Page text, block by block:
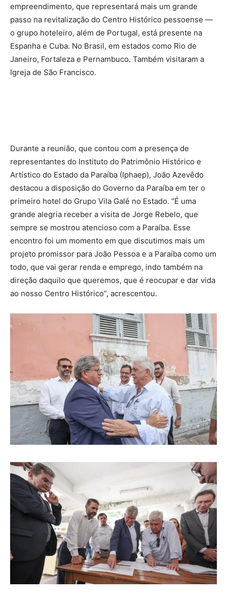
empreendimento, que representará mais um grande
passo na revitalização do Centro Histórico pessoense —
o grupo hoteleiro, além de Portugal, está presente na
Espanha e Cuba. No Brasil, em estados como Rio de
Janeiro, Fortaleza e Pernambuco. Também visitaram a
Igreja de São Francisco.
Durante a reunião, que contou com a presença de
representantes do Instituto do Patrimônio Histórico e
Artístico do Estado da Paraíba (Iphaep), João Azevêdo
destacou a disposição do Governo da Paraíba em ter o
primeiro hotel do Grupo Vila Galé no Estado. “É uma
grande alegria receber a visita de Jorge Rebelo, que
sempre se mostrou atencioso com a Paraíba. Esse
encontro foi um momento em que discutimos mais um
projeto promissor para João Pessoa e a Paraíba como um
todo, que vai gerar renda e emprego, indo também na
direção daquilo que queremos, que é reocupar e dar vida
ao nosso Centro Histórico”, acrescentou.